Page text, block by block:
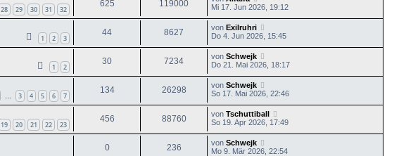
28 29 30 31 32
625 119000
Mi 17. Jun 2026, 19:12
1 2 3
44 8627 von Exilruhri
Do 4. Jun 2026, 15:45
1 2
30 7234 von Schwejk
Do 21. Mai 2026, 18:17
… 3 4 5 6 7
134 26298 von Schwejk
So 17. Mai 2026, 22:46
19 20 21 22 23
456 88760 von Tschuttiball
So 19. Apr 2026, 17:49
0 236 von Schwejk
Mo 9. Mär 2026, 22:54